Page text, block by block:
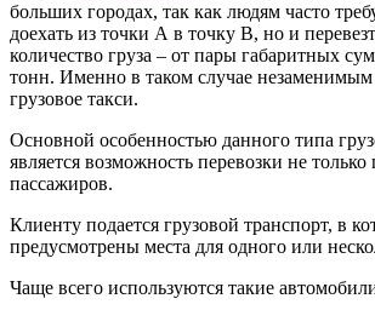
больших городах, так как людям часто
доехать из точки А в точку В, но и
количество груза – от пары габаритных
тонн. Именно в таком случае незаменимым
грузовое такси.
Основной особенностью данного типа
является возможность перевозки не только
пассажиров.
Клиенту подается грузовой транспорт, в
предусмотрены места для одного или
Чаще всего используются такие